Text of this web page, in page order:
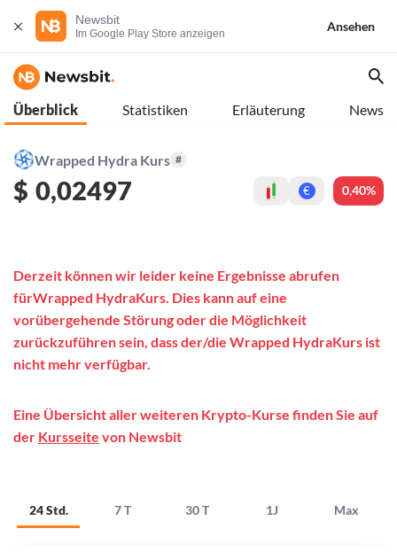
Newsbit
Im Google Play Store anzeigen
Ansehen
Überblick Statistiken Erläuterung News
Wrapped Hydra Kurs #
$ 0,02497 € 0,40%
24 Std. 7 T 30 T 1J Max
Derzeit können wir leider keine Ergebnisse abrufen
fürWrapped HydraKurs. Dies kann auf eine
vorübergehende Störung oder die Möglichkeit
zurückzuführen sein, dass der/die Wrapped HydraKurs ist
nicht mehr verfügbar.
Eine Übersicht aller weiteren Krypto-Kurse finden Sie auf
der Kursseite von Newsbit